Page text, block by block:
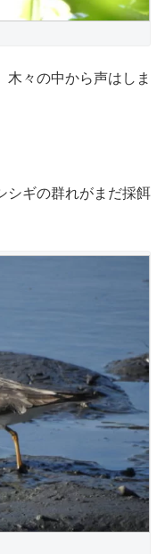
木々の中から声はしま
シギの群れがまだ採餌